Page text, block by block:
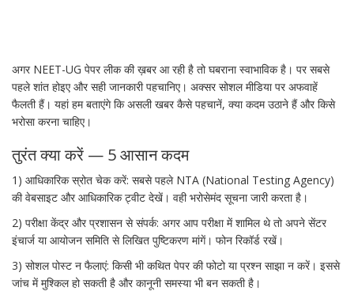
अगर NEET-UG पेपर लीक की ख़बर आ रही है तो घबराना स्वाभाविक है। पर सबसे
पहले शांत होइए और सही जानकारी पहचानिए। अक्सर सोशल मीडिया पर अफवाहें
फैलती हैं। यहां हम बताएंगे कि असली खबर कैसे पहचानें, क्या कदम उठाने हैं और किसे
भरोसा करना चाहिए।
तुरंत क्या करें — 5 आसान कदम
1) आधिकारिक स्रोत चेक करें: सबसे पहले NTA (National Testing Agency)
की वेबसाइट और आधिकारिक ट्वीट देखें। वही भरोसेमंद सूचना जारी करता है।
2) परीक्षा केंद्र और प्रशासन से संपर्क: अगर आप परीक्षा में शामिल थे तो अपने सेंटर
इंचार्ज या आयोजन समिति से लिखित पुष्टिकरण मांगें। फोन रिकॉर्ड रखें।
3) सोशल पोस्ट न फैलाएं: किसी भी कथित पेपर की फोटो या प्रश्न साझा न करें। इससे
जांच में मुश्किल हो सकती है और कानूनी समस्या भी बन सकती है।